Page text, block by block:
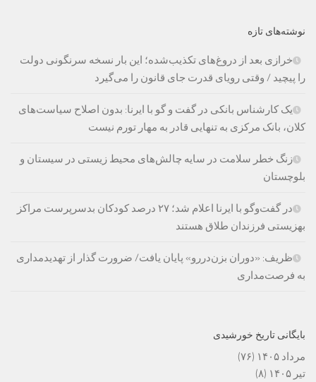
نوشته‌های تازه
خرازی بعد از دروغ‌های تکذیب‌شده؛ این بار نسخه سرنگونی دولت
را پیچید / وقتی رویای قدرت جای قانون را می‌گیرد
یک کارشناس بانکی در گفت و گو با ایرنا: بدون اصلاح سیاست‌های
کلان، بانک مرکزی به تنهایی قادر به مهار تورم نیست
زنگ خطر سلامت در سایه چالش‌های محیط زیستی در سیستان و
بلوچستان
در گفت‌وگو با ایرنا اعلام شد؛ ۲۷ درصد کودکان بدسرپرست مراکز
بهزیستی فرزندان طلاق هستند
ظریف: «دوران بزن‌دررو» پایان یافت/ ضرورت گذار از تهدیدمداری
به فرصت‌مداری
بایگانی تاریخ خورشیدی
مرداد ۱۴۰۵
(۷۶)
تیر ۱۴۰۵
(۸)